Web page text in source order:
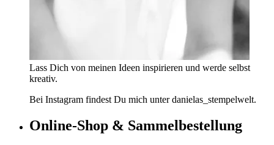
Lass Dich von meinen Ideen inspirieren und werde selbst
kreativ.
Bei Instagram findest Du mich unter danielas_stempelwelt.
Online-Shop & Sammelbestellung